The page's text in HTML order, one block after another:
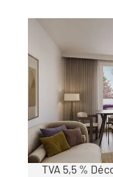
45,80 m
, 2
Ref : 31196
189
À VENDRE T2
TVA 5,5 %